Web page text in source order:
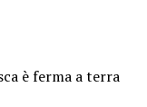
è ferma a terra